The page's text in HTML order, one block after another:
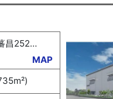
〒2780041 千葉県 野田市 蕃昌252-5
MAP